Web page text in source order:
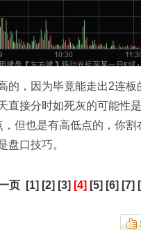
的，因为毕竟能走出2连
直接分时如死灰的可能性
但也是有高低点的，你
盘口技巧。
页 [1] [2] [3] [4] [5] [6] [7]